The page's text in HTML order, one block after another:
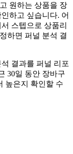
원하는 상품을 장
하고 싶습니다. 어
스텝으로 상품리
하면 퍼널 분석 결
결과를 퍼널 리포
30일 동안 장바구
높은지 확인할 수